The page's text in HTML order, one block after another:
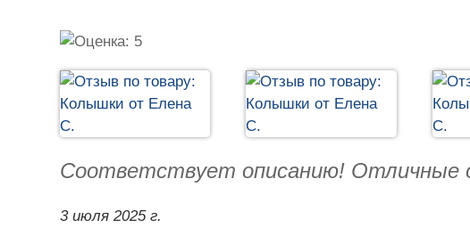
Соответствует описанию! Отличные
3 июля 2025 г.